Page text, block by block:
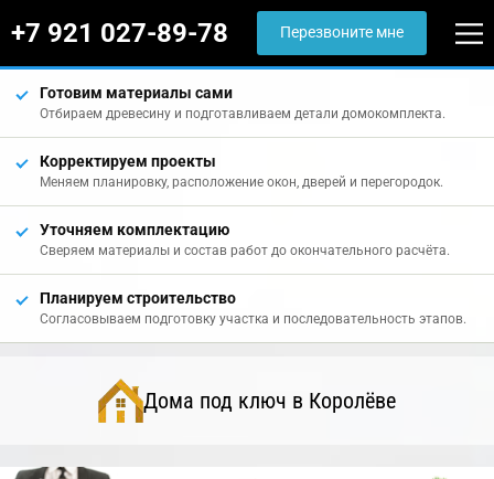
+7 921 027-89-78 Перезвоните мне
Готовим материалы сами
Отбираем древесину и подготавливаем детали домокомплекта.
Корректируем проекты
Меняем планировку, расположение окон, дверей и перегородок.
Уточняем комплектацию
Сверяем материалы и состав работ до окончательного расчёта.
Планируем строительство
Согласовываем подготовку участка и последовательность этапов.
Дома под ключ в Королёве